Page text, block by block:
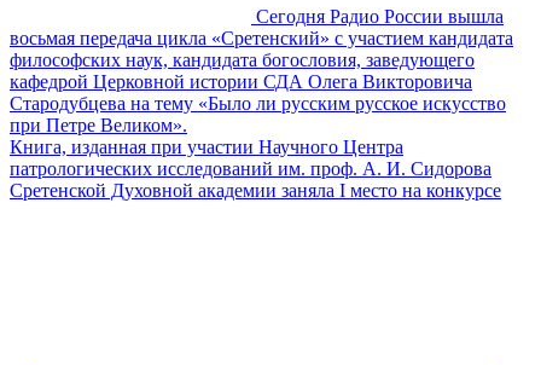
Сегодня Радио России вышла
восьмая передача цикла «Сретенский» с участием кандидата
философских наук, кандидата богословия, заведующего
кафедрой Церковной истории СДА Олега Викторовича
Стародубцева на тему «Было ли русским русское искусство
при Петре Великом».
Книга, изданная при участии Научного Центра
патрологических исследований им. проф. А. И. Сидорова
Сретенской Духовной академии заняла I место на конкурсе